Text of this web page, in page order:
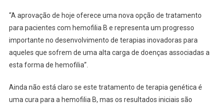
“A aprovação de hoje oferece uma nova opção de tratamento
para pacientes com hemofilia B e representa um progresso
importante no desenvolvimento de terapias inovadoras para
aqueles que sofrem de uma alta carga de doenças associadas a
esta forma de hemofilia”.
Ainda não está claro se este tratamento de terapia genética é
uma cura para a hemofilia B, mas os resultados iniciais são